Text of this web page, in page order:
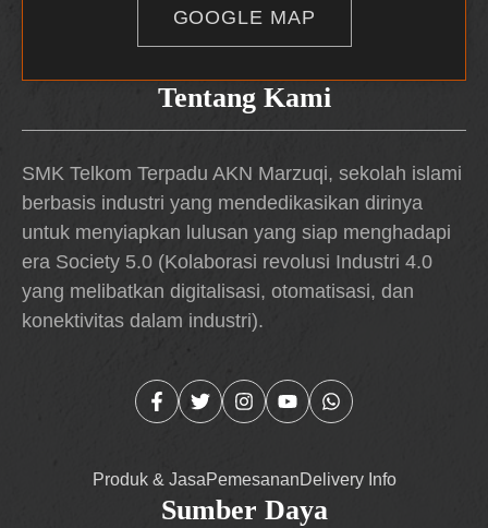
Tentang Kami
SMK Telkom Terpadu AKN Marzuqi, sekolah islami
berbasis industri yang mendedikasikan dirinya
untuk menyiapkan lulusan yang siap menghadapi
era Society 5.0 (Kolaborasi revolusi Industri 4.0
yang melibatkan digitalisasi, otomatisasi, dan
konektivitas dalam industri).
Produk & JasaPemesananDelivery Info
GOOGLE MAP
Sumber Daya